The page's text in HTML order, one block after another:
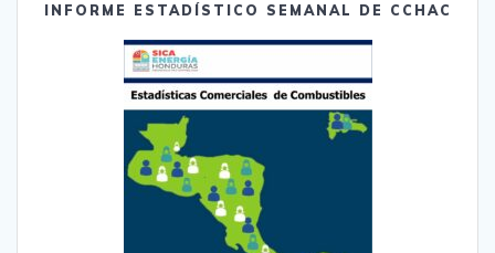
INFORME ESTADÍSTICO SEMANAL DE CCHAC